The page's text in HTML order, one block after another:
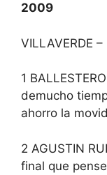
2009
VILLAVERDE
1
demucho
ahorro la
2 AGUSTIN
final que